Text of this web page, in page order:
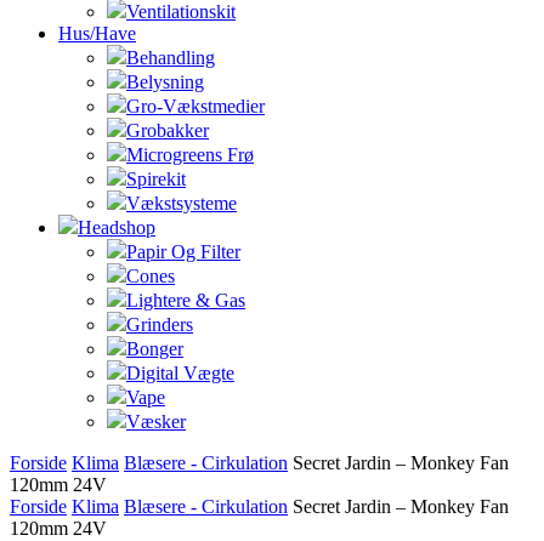
Ventilationskit
Hus/Have
Behandling
Belysning
Gro-Vækstmedier
Grobakker
Microgreens Frø
Spirekit
Vækstsysteme
Headshop
Papir Og Filter
Cones
Lightere & Gas
Grinders
Bonger
Digital Vægte
Vape
Væsker
Forside Klima Blæsere - Cirkulation Secret Jardin – Monkey Fan
120mm 24V
Forside Klima Blæsere - Cirkulation Secret Jardin – Monkey Fan
120mm 24V